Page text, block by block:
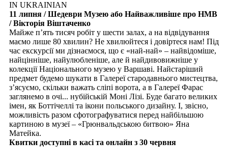
IN UKRAINIAN
11 липня / Шедеври Музею або Найважливіше про НМВ
/ Вікторія Віштаченко
Майже п’ять тисяч робіт у шести залах, а на відвідування
маємо лише 80 хвилин? Не хвилюйтеся і довіртеся нам! Під
час екскурсії ми дізнаємося, що є «най-най» – найвідоміше,
найцінніше, найулюбленіше, але й найдивовижніше у
колекції Національного музею у Варшаві. Найстаріший
предмет будемо шукати в Галереї стародавнього мистецтва,
з’ясуємо, скільки важать сліпі ворота, а в Галереї Фарас
заглянемо в очі... нубійській Моні Лізі. Буде багато великих
імен, як Боттічеллі та ікони польського дизайну. І, звісно,
можливість разом сфотографуватися перед найбільшою
картиною в музеї – «Грюнвальдською битвою» Яна
Матейка.
Квитки доступні в касі та онлайн з 30 червня